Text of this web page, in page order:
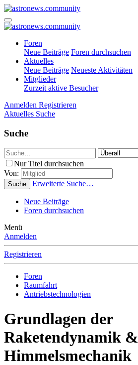
Foren
Neue Beiträge Foren durchsuchen
Aktuelles
Neue Beiträge Neueste Aktivitäten
Mitglieder
Zurzeit aktive Besucher
Anmelden Registrieren
Aktuelles Suche
Suche
Nur Titel durchsuchen
Von:
Suche Erweiterte Suche…
Neue Beiträge
Foren durchsuchen
Menü
Anmelden
Registrieren
Foren
Raumfahrt
Antriebstechnologien
Grundlagen der
Raketendynamik &
Himmelsmechanik